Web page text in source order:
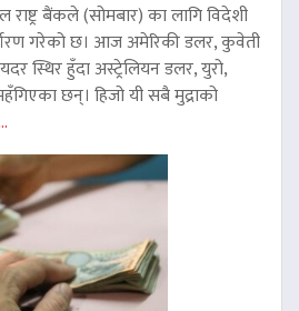
बैंकले (सोमबार) का लागि विदेशी
गरेको छ। आज अमेरिकी डलर, कुवेती
स्थिर हुँदा अस्ट्रेलियन डलर, युरो,
छन्। हिजो यी सबै मुद्राको